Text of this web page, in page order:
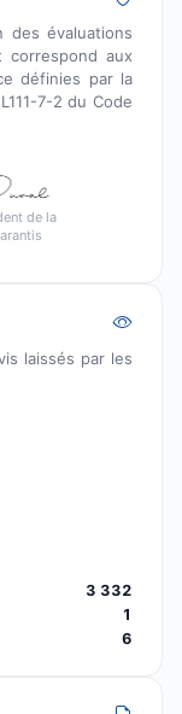
évaluations
aux
définies par la
7-2 du Code
de la
laissés par les
3 332
1
6